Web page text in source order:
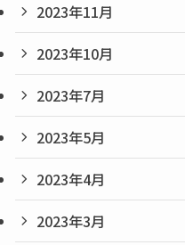
2023年11月
2023年10月
2023年7月
2023年5月
2023年4月
2023年3月